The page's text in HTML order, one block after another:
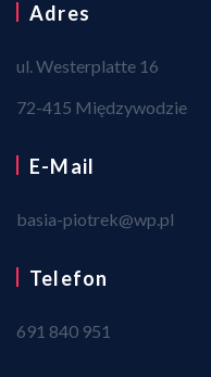
Adres
ul. Westerplatte 16
72-415 Międzywodzie
E-Mail
basia-piotrek@wp.pl
Telefon
691 840 951